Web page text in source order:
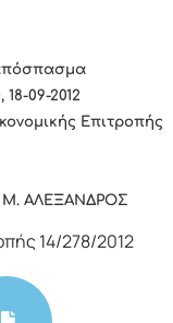
18-09-2012
Επιτροπής
ΑΛΕΞΑΝΔΡΟΣ
14/278/2012